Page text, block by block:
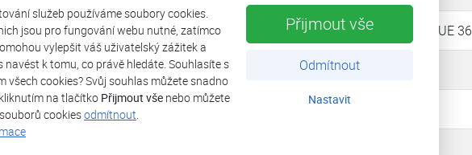
služeb používáme soubory cookies.
jsou pro fungování webu nutné, zatímco
vylepšit váš uživatelský zážitek a
navést k tomu, co právě hledáte. Souhlasíte s
všech cookies? Svůj souhlas můžete snadno
na tlačítko Přijmout vše nebo můžete
cookiesodmítnout
Přijmout vše
Odmítnout
Nastavit
tepelné čerpadlo Aquatermic AQUE 36
výkon (A2/W35) 11,7 kW